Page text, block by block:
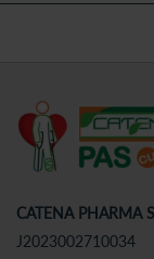
CATENA PHARMA
J2023002710034